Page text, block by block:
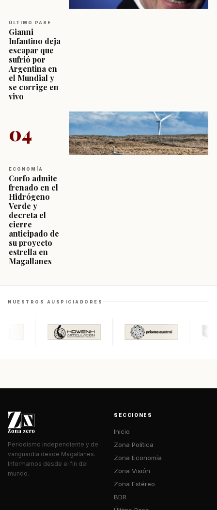
ÚLTIMO PASE
Gianni
Infantino deja
escapar que
sufrió por
Argentina en
el Mundial y
se corrige en
vivo
04
ECONOMÍA
Corfo admite
frenado en el
Hidrógeno
Verde y
decreta el
cierre
anticipado de
su proyecto
estrella en
Magallanes
NUESTROS AUSPICIADORES
Periodismo independiente y de
vanguardia desde Magallanes.
Informamos desde el fin del
mundo.
SECCIONES
Inicio
Zona Política
Zona Economía
Zona Visión
Zona Estéreo
BDR